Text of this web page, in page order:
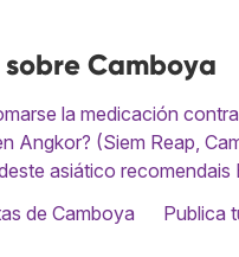
Camboya
la medicación
Angkor? (Siem Reap,
asiático
de Camboya
Publica